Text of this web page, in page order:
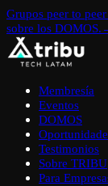
Grupos peer to
sobre los DOMOS.
Membresía
Eventos
DOMOS
Testimonios
Sobre TRIBU
Para